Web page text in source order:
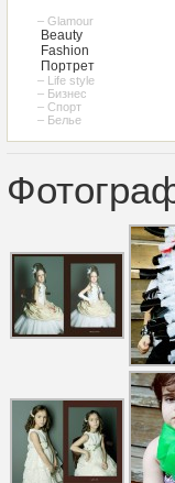
– Glamour
Beauty
Fashion
Портрет
– Life style
– Бизнес
– Спорт
– Белье